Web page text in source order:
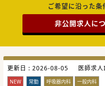
■グループ出身の院長は“
り、多職種と良好な関係を
【業務内容】
■療養病棟の約40名の病棟
ます。
たこられた高齢者医療の臨
■病床稼働率はすでに8割弱
「将来の院長候補」を大々
ご希望に沿った
非公開求人に
更新日 : 2026-08-05 医師求
NEW 常勤 呼吸器内科 一般内科